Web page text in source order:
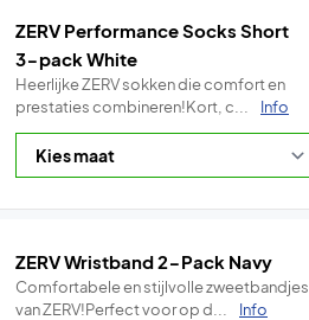
ZERV Performance Socks Short
3-pack White
Heerlijke ZERV sokken die comfort en
prestaties combineren!Kort, c...
Info
ZERV Wristband 2-Pack Navy
Comfortabele en stijlvolle zweetbandjes
van ZERV!Perfect voor op d...
Info